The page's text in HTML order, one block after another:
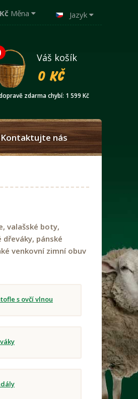
Kč Měna Jazyk
Váš košík
0 Kč
zdarma chybí: 1 599 Kč
Kontaktujte nás
valašské boty,
pánské
venkovní zimní obuv
s ovčí vlnou